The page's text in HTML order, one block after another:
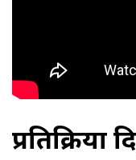
प्रतिक्रिया